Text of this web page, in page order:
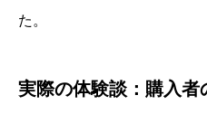
た。
実際の体験談：購入者